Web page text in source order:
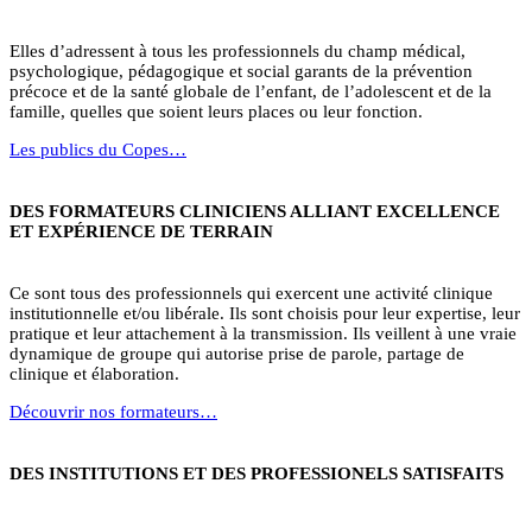
Elles d’adressent à tous les professionnels du champ médical,
psychologique, pédagogique et social garants de la prévention
précoce et de la santé globale de l’enfant, de l’adolescent et de la
famille, quelles que soient leurs places ou leur fonction.
Les publics du Copes…
DES FORMATEURS CLINICIENS ALLIANT EXCELLENCE
ET EXPÉRIENCE DE TERRAIN
Ce sont tous des professionnels qui exercent une activité clinique
institutionnelle et/ou libérale. Ils sont choisis pour leur expertise, leur
pratique et leur attachement à la transmission. Ils veillent à une vraie
dynamique de groupe qui autorise prise de parole, partage de
clinique et élaboration.
Découvrir nos formateurs…
DES INSTITUTIONS ET DES PROFESSIONELS SATISFAITS